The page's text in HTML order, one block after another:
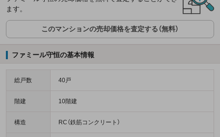
ます。
このマンションの売却価格を査定する（無料）
ファミール守恒の基本情報
総戸数 40戸
階建 10階建
構造 RC（鉄筋コンクリート）